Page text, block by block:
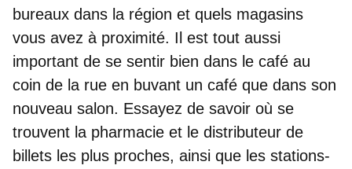
bureaux dans la région et quels magasins
vous avez à proximité. Il est tout aussi
important de se sentir bien dans le café au
coin de la rue en buvant un café que dans son
nouveau salon. Essayez de savoir où se
trouvent la pharmacie et le distributeur de
billets les plus proches, ainsi que les stations-